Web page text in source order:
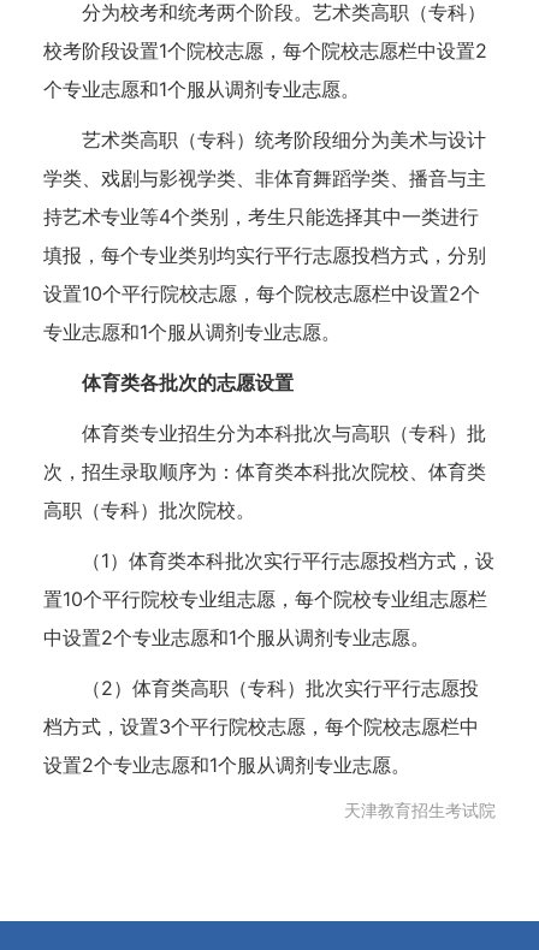
分为校考和统考两个阶段。艺术类高职（专科）
校考阶段设置1个院校志愿，每个院校志愿栏中设置2
个专业志愿和1个服从调剂专业志愿。
艺术类高职（专科）统考阶段细分为美术与设计
学类、戏剧与影视学类、非体育舞蹈学类、播音与主
持艺术专业等4个类别，考生只能选择其中一类进行
填报，每个专业类别均实行平行志愿投档方式，分别
设置10个平行院校志愿，每个院校志愿栏中设置2个
专业志愿和1个服从调剂专业志愿。
体育类各批次的志愿设置
体育类专业招生分为本科批次与高职（专科）批
次，招生录取顺序为：体育类本科批次院校、体育类
高职（专科）批次院校。
（1）体育类本科批次实行平行志愿投档方式，设
置10个平行院校专业组志愿，每个院校专业组志愿栏
中设置2个专业志愿和1个服从调剂专业志愿。
（2）体育类高职（专科）批次实行平行志愿投
档方式，设置3个平行院校志愿，每个院校志愿栏中
设置2个专业志愿和1个服从调剂专业志愿。
天津教育招生考试院